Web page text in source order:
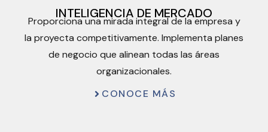
INTELIGENCIA DE MERCADO
Proporciona una mirada integral de la empresa y
la proyecta competitivamente. Implementa planes
de negocio que alinean todas las áreas
organizacionales.
CONOCE MÁS